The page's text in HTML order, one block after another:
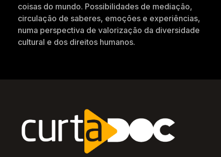
coisas do mundo. Possibilidades de mediação,
circulação de saberes, emoções e experiências,
numa perspectiva de valorização da diversidade
cultural e dos direitos humanos.